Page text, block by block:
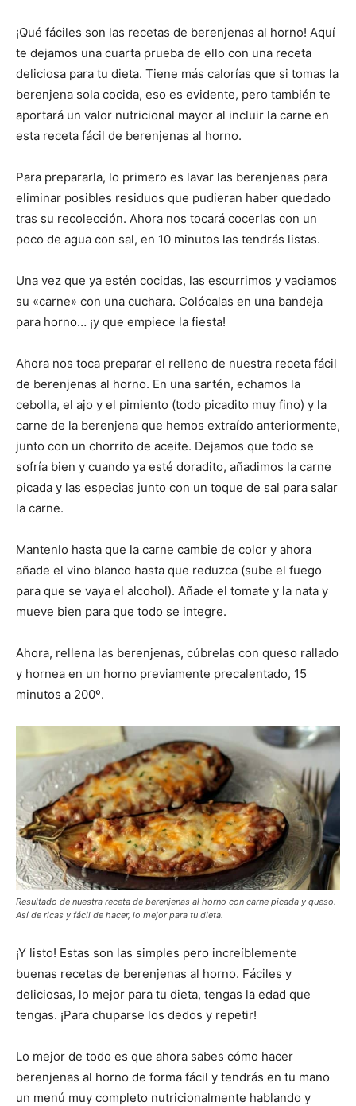
¡Qué fáciles son las recetas de berenjenas al horno! Aquí
te dejamos una cuarta prueba de ello con una receta
deliciosa para tu dieta. Tiene más calorías que si tomas la
berenjena sola cocida, eso es evidente, pero también te
aportará un valor nutricional mayor al incluir la carne en
esta receta fácil de berenjenas al horno.
Para prepararla, lo primero es lavar las berenjenas para
eliminar posibles residuos que pudieran haber quedado
tras su recolección. Ahora nos tocará cocerlas con un
poco de agua con sal, en 10 minutos las tendrás listas.
Una vez que ya estén cocidas, las escurrimos y vaciamos
su «carne» con una cuchara. Colócalas en una bandeja
para horno… ¡y que empiece la fiesta!
Ahora nos toca preparar el relleno de nuestra receta fácil
de berenjenas al horno. En una sartén, echamos la
cebolla, el ajo y el pimiento (todo picadito muy fino) y la
carne de la berenjena que hemos extraído anteriormente,
junto con un chorrito de aceite. Dejamos que todo se
sofría bien y cuando ya esté doradito, añadimos la carne
picada y las especias junto con un toque de sal para salar
la carne.
Mantenlo hasta que la carne cambie de color y ahora
añade el vino blanco hasta que reduzca (sube el fuego
para que se vaya el alcohol). Añade el tomate y la nata y
mueve bien para que todo se integre.
Ahora, rellena las berenjenas, cúbrelas con queso rallado
y hornea en un horno previamente precalentado, 15
minutos a 200º.
Resultado de nuestra receta de berenjenas al horno con carne picada y queso.
Así de ricas y fácil de hacer, lo mejor para tu dieta.
¡Y listo! Estas son las simples pero increíblemente
buenas recetas de berenjenas al horno. Fáciles y
deliciosas, lo mejor para tu dieta, tengas la edad que
tengas. ¡Para chuparse los dedos y repetir!
Lo mejor de todo es que ahora sabes cómo hacer
berenjenas al horno de forma fácil y tendrás en tu mano
un menú muy completo nutricionalmente hablando y